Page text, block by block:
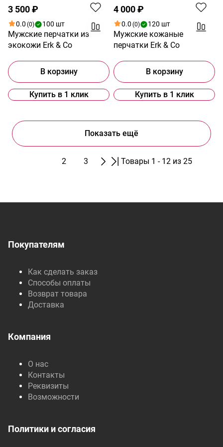
3 500 ₽
0.0 (0) 100 шт
Мужские перчатки из
экокожи Erk & Co
В корзину
Купить в 1 клик
4 000 ₽
0.0 (0) 120 шт
Мужские кожаные
перчатки Erk & Co
В корзину
Купить в 1 клик
Показать ещё
2 3 Товары 1 - 12 из 25
Покупателям
Как сделать заказ
Способы оплаты
Возврат товара
Доставка
Компания
О нас
Контакты
Реквизиты
Возможности
Политики и согласия